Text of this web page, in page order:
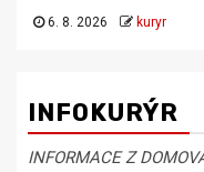
6. 8. 2026 kuryr
INFOKURÝR
INFORMACE Z